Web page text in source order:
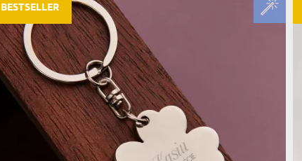
BESTSELLER